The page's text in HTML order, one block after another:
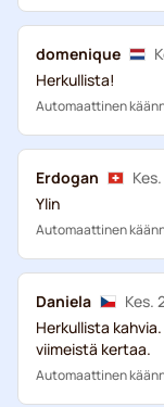
domenique
Herkullista!
Automaattinen
Erdogan
Ylin
Automaattinen
Daniela
Kes.
Herkullista
viimeistä kertaa.
Automaattinen